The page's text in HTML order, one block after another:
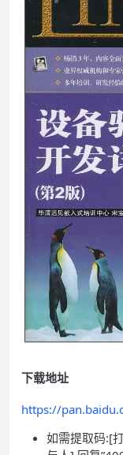
下载地址
https://
如需提取码:[